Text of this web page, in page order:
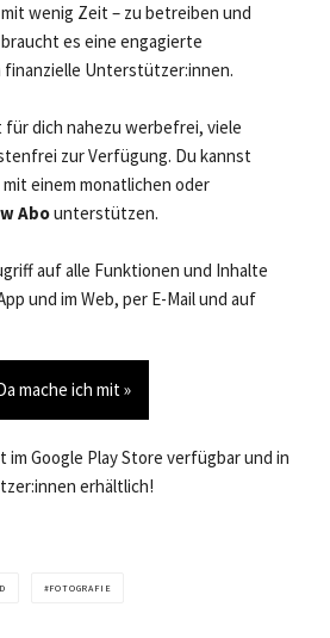
wenig Zeit – zu betreiben und
es eine engagierte
finanzielle Unterstützer:innen.
für dich nahezu werbefrei, viele
zur Verfügung. Du kannst
einem monatlichen oder
Abounterstützen.
auf alle Funktionen und Inhalte
und im Web, per E-Mail und auf
mache ich mit »
im Google Play Store verfügbar und in
erhältlich!
FOTOGRAFIE